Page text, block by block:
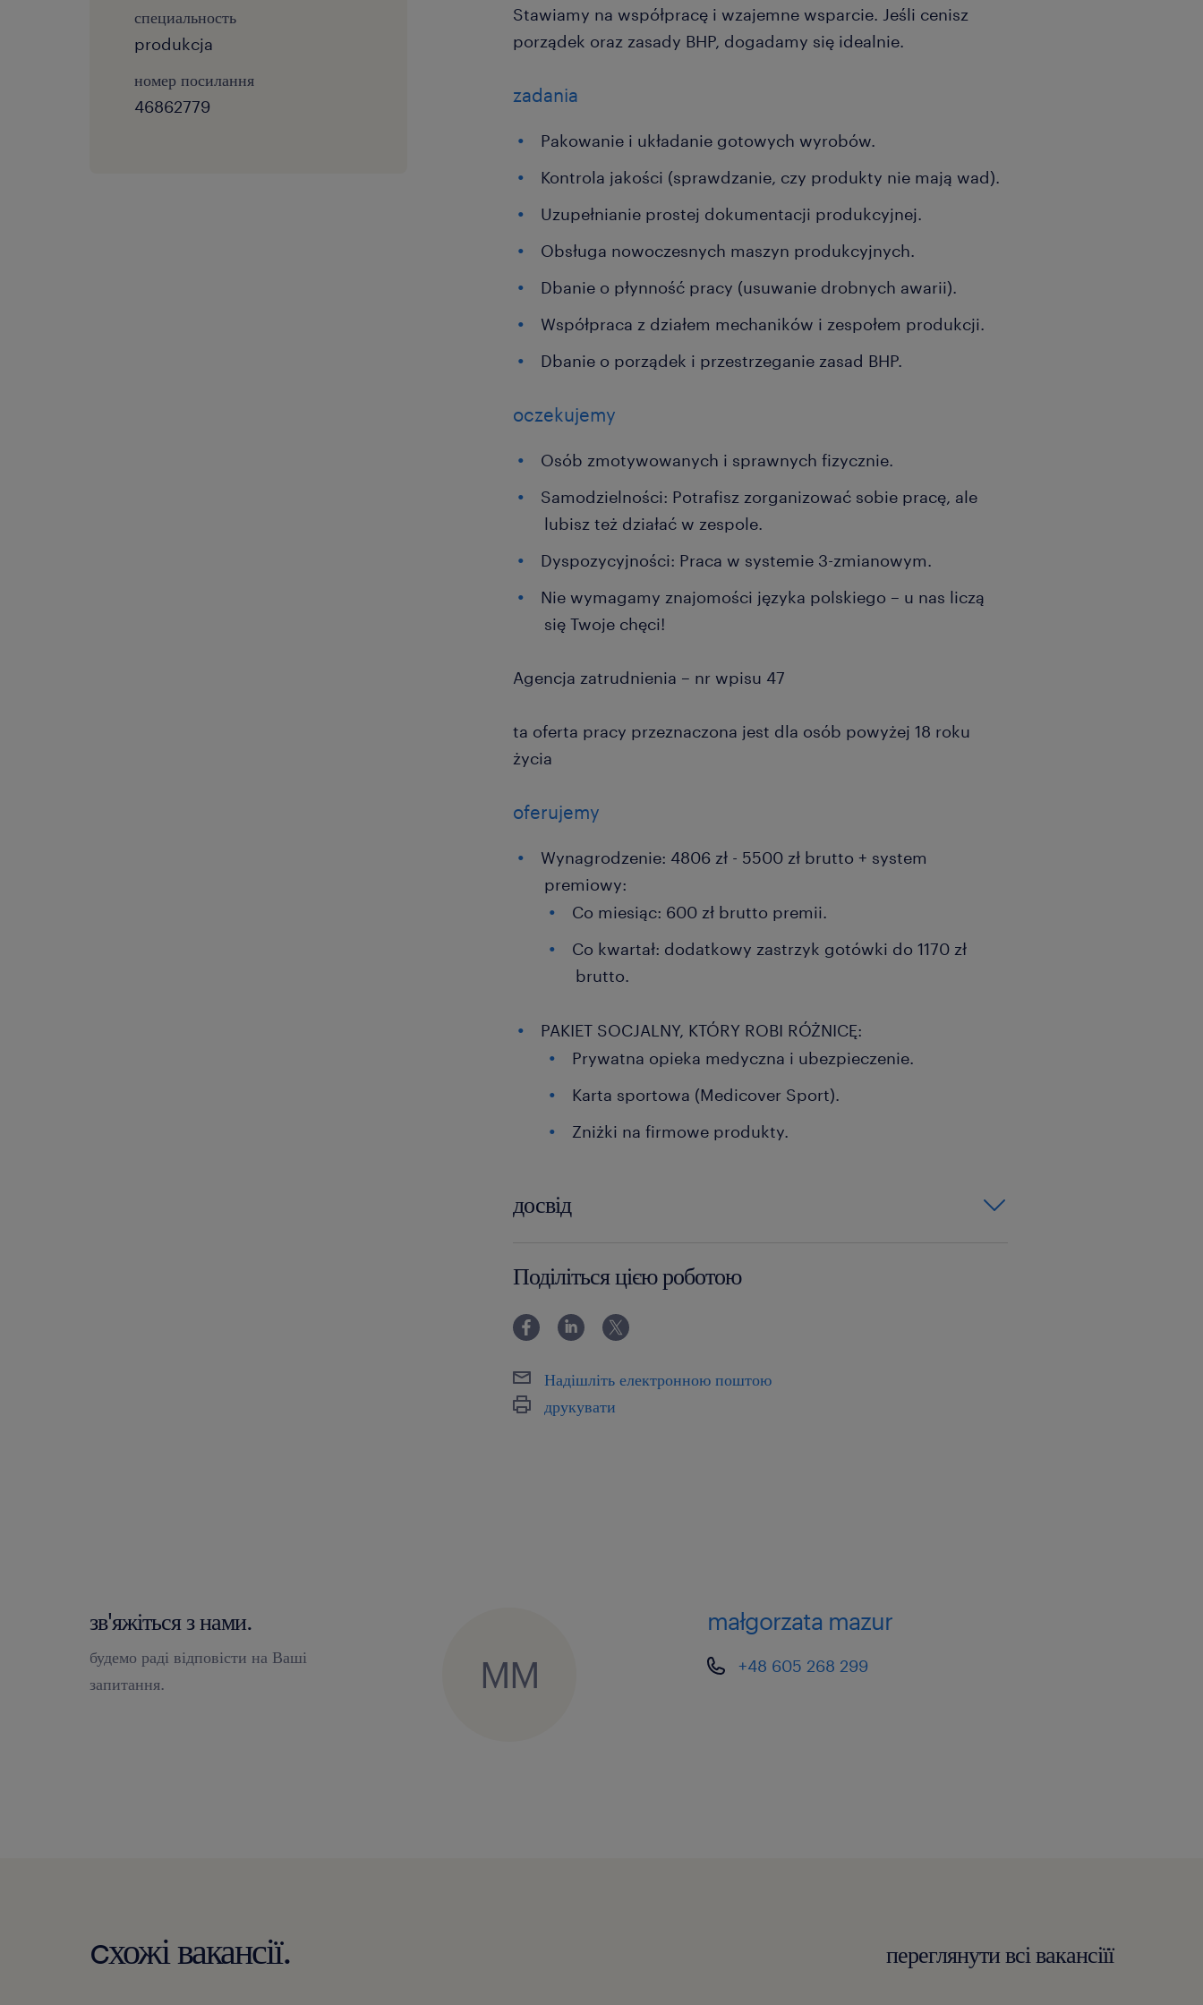
специальность
produkcja
номер посилання
46862779
Stawiamy na współpracę i wzajemne wsparcie. Jeśli cenisz
porządek oraz zasady BHP, dogadamy się idealnie.
zadania
Pakowanie i układanie gotowych wyrobów.
Kontrola jakości (sprawdzanie, czy produkty nie mają wad).
Uzupełnianie prostej dokumentacji produkcyjnej.
Obsługa nowoczesnych maszyn produkcyjnych.
Dbanie o płynność pracy (usuwanie drobnych awarii).
Współpraca z działem mechaników i zespołem produkcji.
Dbanie o porządek i przestrzeganie zasad BHP.
oczekujemy
Osób zmotywowanych i sprawnych fizycznie.
Samodzielności: Potrafisz zorganizować sobie pracę, ale
lubisz też działać w zespole.
Dyspozycyjności: Praca w systemie 3-zmianowym.
Nie wymagamy znajomości języka polskiego – u nas liczą
się Twoje chęci!
Agencja zatrudnienia – nr wpisu 47
ta oferta pracy przeznaczona jest dla osób powyżej 18 roku
życia
oferujemy
Wynagrodzenie: 4806 zł - 5500 zł brutto + system
premiowy:
Co miesiąc: 600 zł brutto premii.
Co kwartał: dodatkowy zastrzyk gotówki do 1170 zł
brutto.
PAKIET SOCJALNY, KTÓRY ROBI RÓŻNICĘ:
Prywatna opieka medyczna i ubezpieczenie.
Karta sportowa (Medicover Sport).
Zniżki na firmowe produkty.
досвід
Поділіться цією роботою
Надішліть електронною поштою
друкувати
зв'яжіться з нами.
будемо раді відповісти на Ваші
запитання.
MM
małgorzata mazur
+48 605 268 299
cхожі вакансії. переглянути всі вакансіїї